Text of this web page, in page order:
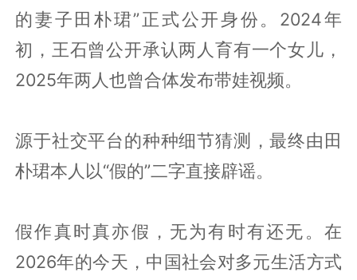
的妻子田朴珺”正式公开身份。2024年
初，王石曾公开承认两人育有一个女儿，
2025年两人也曾合体发布带娃视频。
源于社交平台的种种细节猜测，最终由田
朴珺本人以“假的”二字直接辟谣。
假作真时真亦假，无为有时有还无。在
2026年的今天，中国社会对多元生活方式